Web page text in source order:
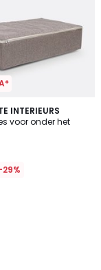
INTERIEURS
voor onder het